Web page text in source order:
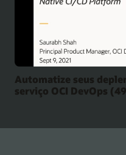
Automatize seus
serviço OCI DevOps